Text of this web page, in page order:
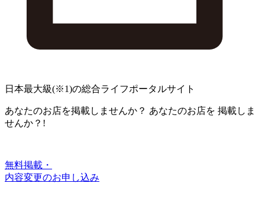
日本最大級(※1)の総合ライフポータルサイト
あなたのお店を掲載しませんか？ あなたのお店を 掲載しま
せんか？!
無料掲載・
内容変更のお申し込み